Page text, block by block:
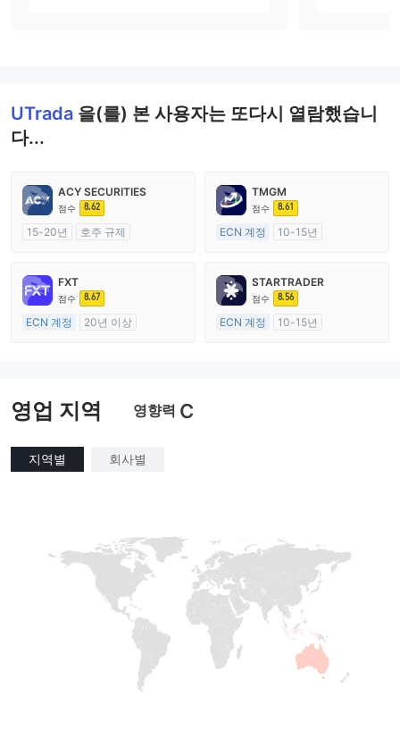
UTrada 을(를) 본 사용자는 또다시 열람했습니
다...
ACY SECURITIES
점수 8.62
15-20년
호주 규제
마스터 레이블 MT4
TMGM
점수 8.61
ECN 계정
10-15년
외환 거래 라이선스 (MM)
마스터 레이블 MT4
FXT
점수 8.67
ECN 계정
20년 이상
STARTRADER
점수 8.56
ECN 계정
10-15년
영업 지역 영향력 C
지역별 회사별